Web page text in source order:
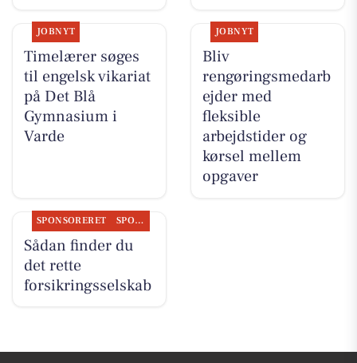
JOBNYT
Timelærer søges
til engelsk vikariat
på Det Blå
Gymnasium i
Varde
JOBNYT
Bliv
rengøringsmedarb
ejder med
fleksible
arbejdstider og
kørsel mellem
opgaver
SPONSORERET SPONSORERET INDHOLD
Sådan finder du
det rette
forsikringsselskab